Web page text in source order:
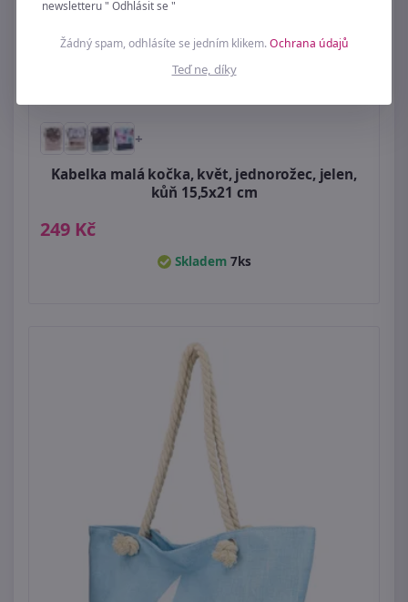
+
Kabelka malá kočka, květ, jednorožec, jelen,
kůň 15,5x21 cm
249 Kč
Skladem 7ks
newsletteru " Odhlásit se "
Žádný spam, odhlásíte se jedním klikem.Ochrana údajů
Teď ne, díky